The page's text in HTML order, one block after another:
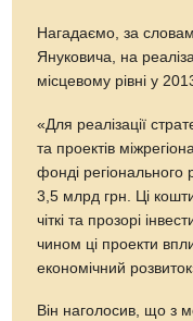
Нагадаємо, за
Януковича, на
місцевому рівні у
«Для реалізації
та проектів
фонді регіонального
3,5 млрд грн. Ці
чіткі та прозорі
чином ці проекти
економічний
Він наголосив, що з